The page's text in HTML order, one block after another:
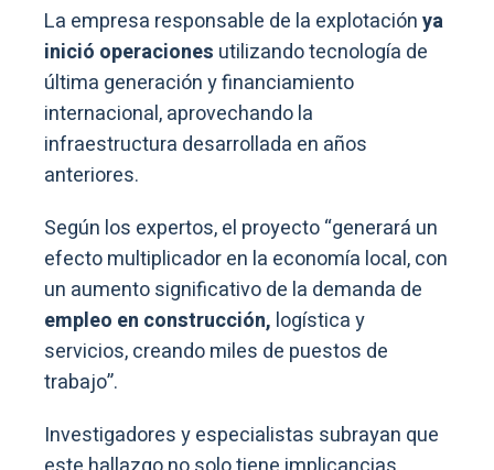
La empresa responsable de la explotaciónya
inició operaciones utilizando tecnología de
última generación y financiamiento
internacional, aprovechando la
infraestructura desarrollada en años
anteriores.
Según los expertos, el proyecto “generará un
efecto multiplicador en la economía local, con
un aumento significativo de la demanda de
empleo en construcción, logística y
servicios, creando miles de puestos de
trabajo”.
Investigadores y especialistas subrayan que